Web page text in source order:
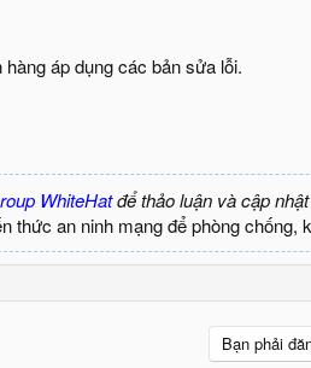
áp dụng các bản sửa lỗi.
WhiteHatđể thảo luận và cập
thức an ninh mạng để phòng chống,
Bạn phải